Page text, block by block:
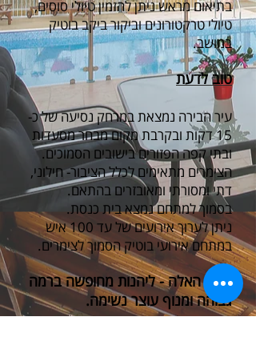
בתיאום מראש ניתן להזמין טיולי סוסים,
טיולי טרקטורונים וביקור ביקב בוטיק
במושב.
טוב לדעת
עיר הבירה נמצאת במרחק נסיעה של כ-
15 דקות ובקרבת מקום מבחר מסעדות
ובתי קפה הפזורים בישובים הסמוכים.
הצימרים מתאימים לכלל הציבור- חילוני,
דתי ומסורתי ומאובזרים בהתאם.
בסמוך למתחם נמצא בית כנסת.
ניתן לערוך אירועים של עד 100 איש
במתחם אירועי בוטיק הסמוך לצימרים.
אודם האלה - ליהנות מחופשה ברמה
גבוהה ומנוף עוצר נשימה.